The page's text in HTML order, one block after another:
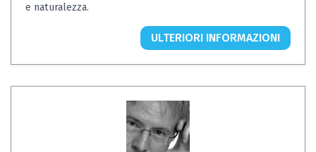
e naturalezza.
ULTERIORI INFORMAZIONI